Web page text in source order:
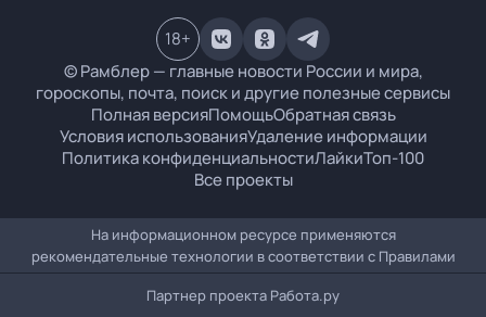
© Рамблер — главные новости России и мира,
гороскопы, почта, поиск и другие полезные сервисы
Полная версияПомощьОбратная связь
Условия использованияУдаление информации
Политика конфиденциальностиЛайкиТоп-100
Все проекты
18+
На информационном ресурсе применяются
рекомендательные технологии в соответствии с Правилами
Партнер проекта Работа.ру